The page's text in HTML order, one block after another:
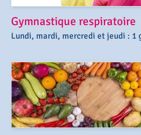
Gymnastique respiratoire
Lundi, mardi, mercredi et jeudi : 1